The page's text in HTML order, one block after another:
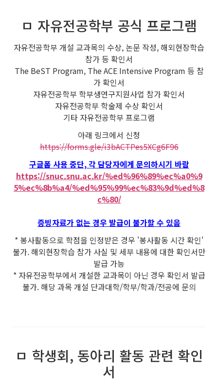
ㅁ 자유전공학부 공식 프로그램
자유전공학부 개설 교과목의 수상, 논문 작성, 해외현장학습
참가 등 확인서
The BeST Program, The ACE Intensive Program 등 참
가 확인서
자유전공학부 학부생연구지원사업 참가 확인서
자유전공학부 학술제 수상 확인서
기타 자유전공학부 프로그램
아래 링크에서 신청
https://forms.gle/i3bACTPes5XCg6F96
구글폼 사용 중단, 각 담당자에게 문의하시기 바람
https://snuc.snu.ac.kr/%ed%96%89%ec%a0%9
5%ec%8b%a4/%ed%95%99%ec%83%9d%ed%8
c%80/
증빙자료가 없는 경우 발급이 불가할 수 있음
* 봉사활동으로 학점을 인정받은 경우 '봉사활동 시간 확인'
불가. 해외현장학습 참가 사실 및 세부 내용에 대한 확인서만
발급 가능
* 자유전공학부에서 개설한 교과목이 아닌 경우 확인서 발급
불가. 해당 과목 개설 단과대학/학부/학과/전공에 문의
ㅁ 학생회, 동아리 활동 관련 확인
서